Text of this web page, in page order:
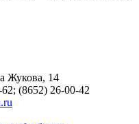
Жукова, 14
(8652) 26-00-42